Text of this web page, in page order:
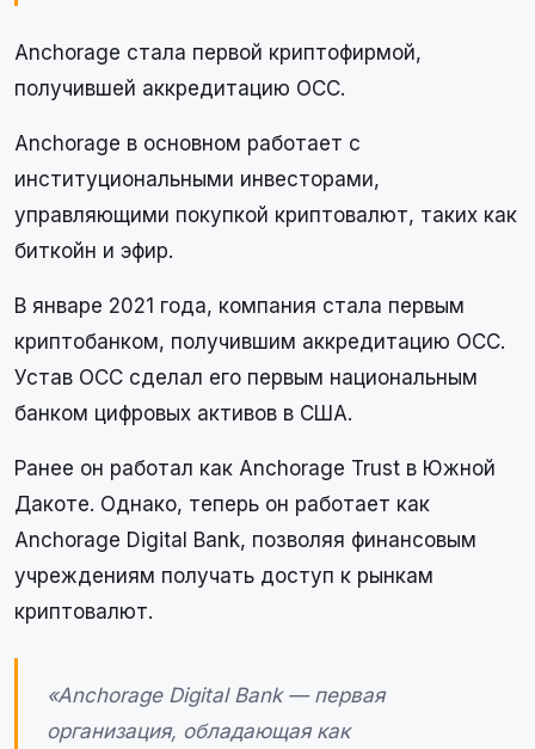
Anchorage стала первой криптофирмой,
получившей аккредитацию OCC.
Anchorage в основном работает с
институциональными инвесторами,
управляющими покупкой криптовалют, таких как
биткойн и эфир.
В январе 2021 года, компания стала первым
криптобанком, получившим аккредитацию OCC.
Устав OCC сделал его первым национальным
банком цифровых активов в США.
Ранее он работал как Anchorage Trust в Южной
Дакоте. Однако, теперь он работает как
Anchorage Digital Bank, позволяя финансовым
учреждениям получать доступ к рынкам
криптовалют.
«Anchorage Digital Bank — первая
организация, обладающая как